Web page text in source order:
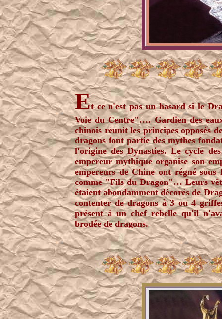
Et ce n'est pas un hasard si le
Voie du Centre"…. Gardien des
chinois réunit les principes opposés
dragons font partie des mythes
l'origine des Dynasties. Le cycle
empereur mythique organise son
empereurs de Chine ont régné
comme "Fils du Dragon"… Leurs
étaientabondammentdécorés de
contenter de dragons à 3 ou 4
présent à un chef rebelle qu'il
brodée de dragons.